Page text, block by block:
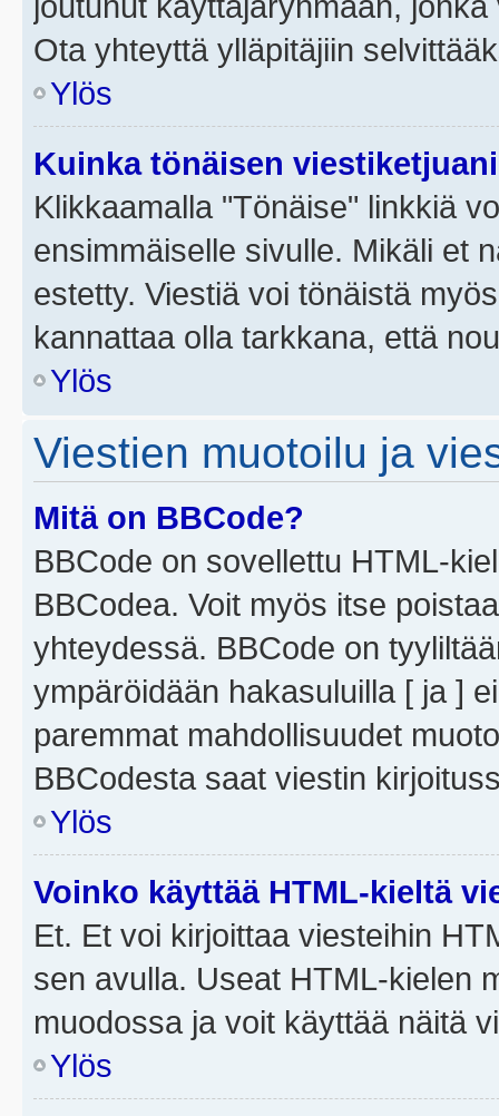
Ota yhteyttä ylläpitäjiin
Ylös
Kuinka tönäisen
Klikkaamalla "Tönäise" linkkiä
ensimmäiselle sivulle. Mikäli et
estetty. Viestiä voi tönäistä
kannattaa olla tarkkana, että
Ylös
Viestien muotoilu ja
Mitä on BBCode?
BBCode on sovellettu HTML-
BBCodea. Voit myös itse
yhteydessä. BBCode on
ympäröidään hakasuluilla [ ja ]
paremmat mahdollisuudet
BBCodesta saat viestin
Ylös
Voinko käyttää HTML-kieltä
Et. Et voi kirjoittaa viesteihin
sen avulla. Useat HTML-kielen
muodossa ja voit käyttää näitä
Ylös